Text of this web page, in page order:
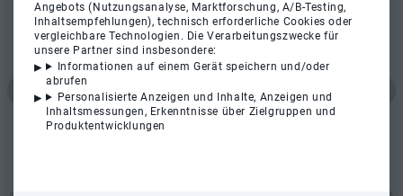
Angebots (Nutzungsanalyse, Marktforschung, A/B-Testing,
Inhaltsempfehlungen), technisch erforderliche Cookies oder
vergleichbare Technologien. Die Verarbeitungszwecke für
unsere Partner sind insbesondere:
Informationen auf einem Gerät speichern und/oder
abrufen
Personalisierte Anzeigen und Inhalte, Anzeigen und
Inhaltsmessungen, Erkenntnisse über Zielgruppen und
Produktentwicklungen